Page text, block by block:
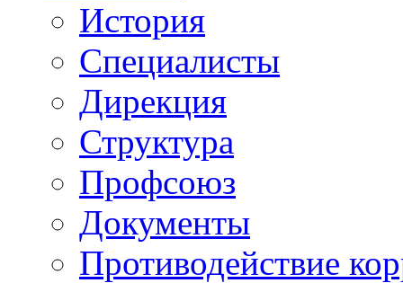
История
Специалисты
Дирекция
Структура
Профсоюз
Документы
Противодействие